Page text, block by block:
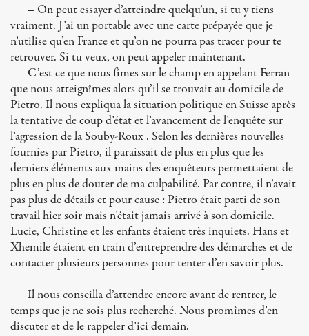
– On peut essayer d’atteindre quelqu’un, si tu y tiens
vraiment. J’ai un portable avec une carte prépayée que je
n’utilise qu’en France et qu’on ne pourra pas tracer pour te
retrouver. Si tu veux, on peut appeler maintenant.
C’est ce que nous fîmes sur le champ en appelant Ferran
que nous atteignîmes alors qu’il se trouvait au domicile de
Pietro. Il nous expliqua la situation politique en Suisse après
la tentative de coup d’état et l’avancement de l’enquête sur
l’agression de la Souby-Roux . Selon les dernières nouvelles
fournies par Pietro, il paraissait de plus en plus que les
derniers éléments aux mains des enquêteurs permettaient de
plus en plus de douter de ma culpabilité. Par contre, il n’avait
pas plus de détails et pour cause : Pietro était parti de son
travail hier soir mais n’était jamais arrivé à son domicile.
Lucie, Christine et les enfants étaient très inquiets. Hans et
Xhemile étaient en train d’entreprendre des démarches et de
contacter plusieurs personnes pour tenter d’en savoir plus.
Il nous conseilla d’attendre encore avant de rentrer, le
temps que je ne sois plus recherché. Nous promîmes d’en
discuter et de le rappeler d’ici demain.